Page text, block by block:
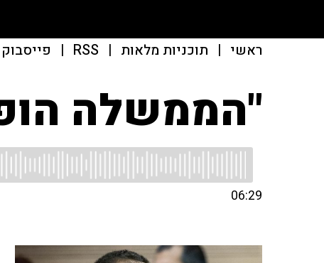
ראשי | תוכניות מלאות |
RSS
| פייסבוק
"הממשלה
06:29